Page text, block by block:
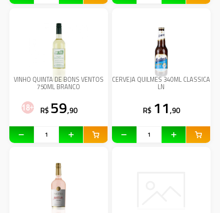
VINHO QUINTA DE BONS VENTOS
750ML BRANCO
R$ 59,90
CERVEJA QUILMES 340ML CLASSICA
LN
R$ 11,90